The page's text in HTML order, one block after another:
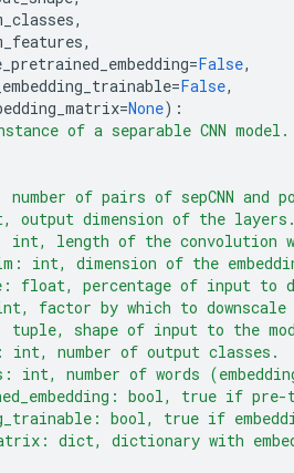
,
,
=False,
=False,
=None):
of a separable CNN model.
number of pairs of sepCNN and
output dimension of the
int, length of the convolution
int, dimension of the
float, percentage of input to
factor by which to
tuple, shape of input to the
int, number of output classes.
int, number of words
bool, true if
bool, true if
dict, dictionary with